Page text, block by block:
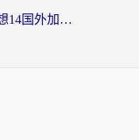
海外FF14玩家必看：最终幻想14国外加速器下载安装全攻略+卡顿解决秘籍